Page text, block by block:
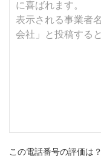
この電話番号の評価は？